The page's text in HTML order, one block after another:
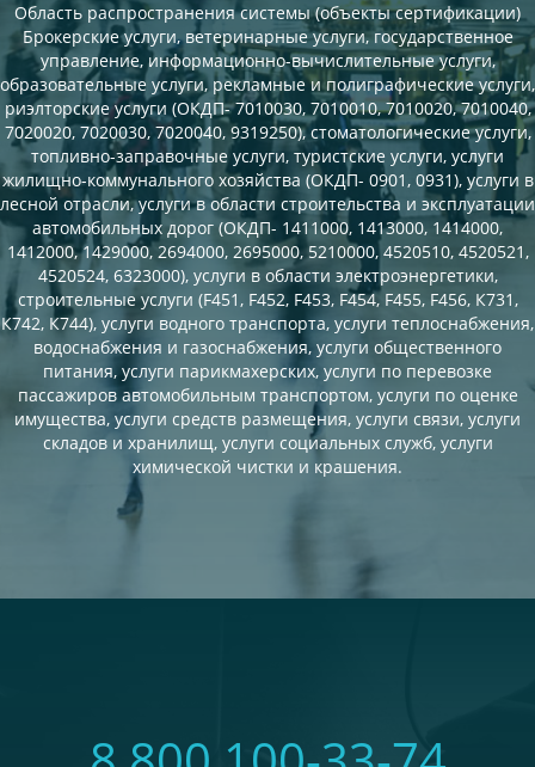
Область распространения системы (объекты сертификации)
Брокерские услуги, ветеринарные услуги, государственное
управление, информационно-вычислительные услуги,
образовательные услуги, рекламные и полиграфические услуги,
риэлторские услуги (ОКДП- 7010030, 7010010, 7010020, 7010040,
7020020, 7020030, 7020040, 9319250), стоматологические услуги,
топливно-заправочные услуги, туристские услуги, услуги
жилищно-коммунального хозяйства (ОКДП- 0901, 0931), услуги в
лесной отрасли, услуги в области строительства и эксплуатации
автомобильных дорог (ОКДП- 1411000, 1413000, 1414000,
1412000, 1429000, 2694000, 2695000, 5210000, 4520510, 4520521,
4520524, 6323000), услуги в области электроэнергетики,
строительные услуги (F451, F452, F453, F454, F455, F456, К731,
К742, К744), услуги водного транспорта, услуги теплоснабжения,
водоснабжения и газоснабжения, услуги общественного
питания, услуги парикмахерских, услуги по перевозке
пассажиров автомобильным транспортом, услуги по оценке
имущества, услуги средств размещения, услуги связи, услуги
складов и хранилищ, услуги социальных служб, услуги
химической чистки и крашения.